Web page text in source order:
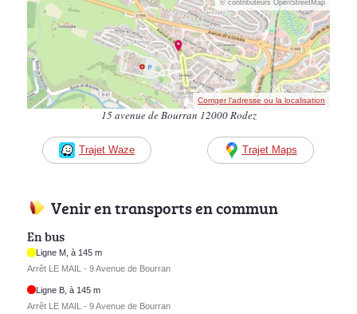
© contributeurs OpenStreetMap
Corriger l’adresse ou la localisation
15 avenue de Bourran 12000 Rodez
Trajet Waze Trajet Maps
Venir en transports en commun
En bus
Ligne M, à 145 m
Arrêt LE MAIL - 9 Avenue de Bourran
Ligne B, à 145 m
Arrêt LE MAIL - 9 Avenue de Bourran